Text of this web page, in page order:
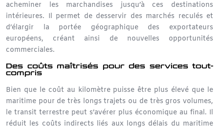
acheminer les marchandises jusqu’à ces destinations
intérieures. Il permet de desservir des marchés reculés et
d’élargir la portée géographique des exportateurs
européens, créant ainsi de nouvelles opportunités
commerciales.
Des coûts maîtrisés pour des services tout-
compris
Bien que le coût au kilomètre puisse être plus élevé que le
maritime pour de très longs trajets ou de très gros volumes,
le transit terrestre peut s’avérer plus économique au final. Il
réduit les coûts indirects liés aux longs délais du maritime